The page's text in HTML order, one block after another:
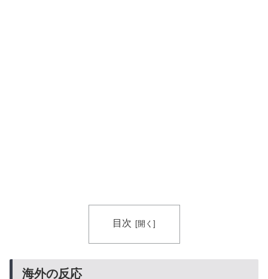
目次
海外の反応